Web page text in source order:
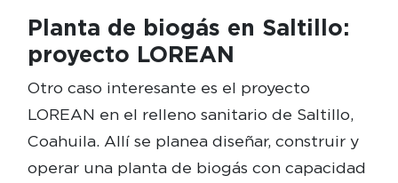
Planta de biogás en Saltillo:
proyecto LOREAN
Otro caso interesante es el proyecto
LOREAN en el relleno sanitario de Saltillo,
Coahuila. Allí se planea diseñar, construir y
operar una planta de biogás con capacidad